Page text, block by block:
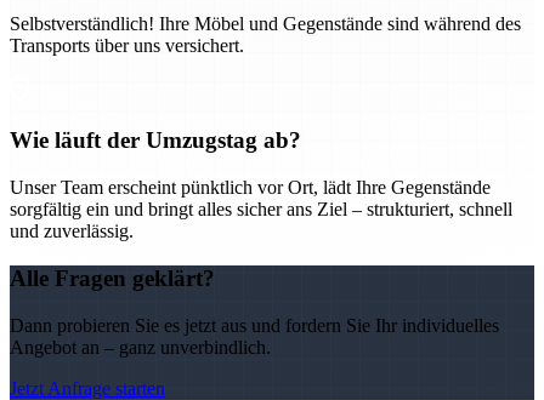
Selbstverständlich! Ihre Möbel und Gegenstände sind während des
Transports über uns versichert.
Wie läuft der Umzugstag ab?
Unser Team erscheint pünktlich vor Ort, lädt Ihre Gegenstände
sorgfältig ein und bringt alles sicher ans Ziel – strukturiert, schnell
und zuverlässig.
Alle Fragen geklärt?
Dann probieren Sie es jetzt aus und fordern Sie Ihr individuelles
Angebot an – ganz unverbindlich.
Jetzt Anfrage starten